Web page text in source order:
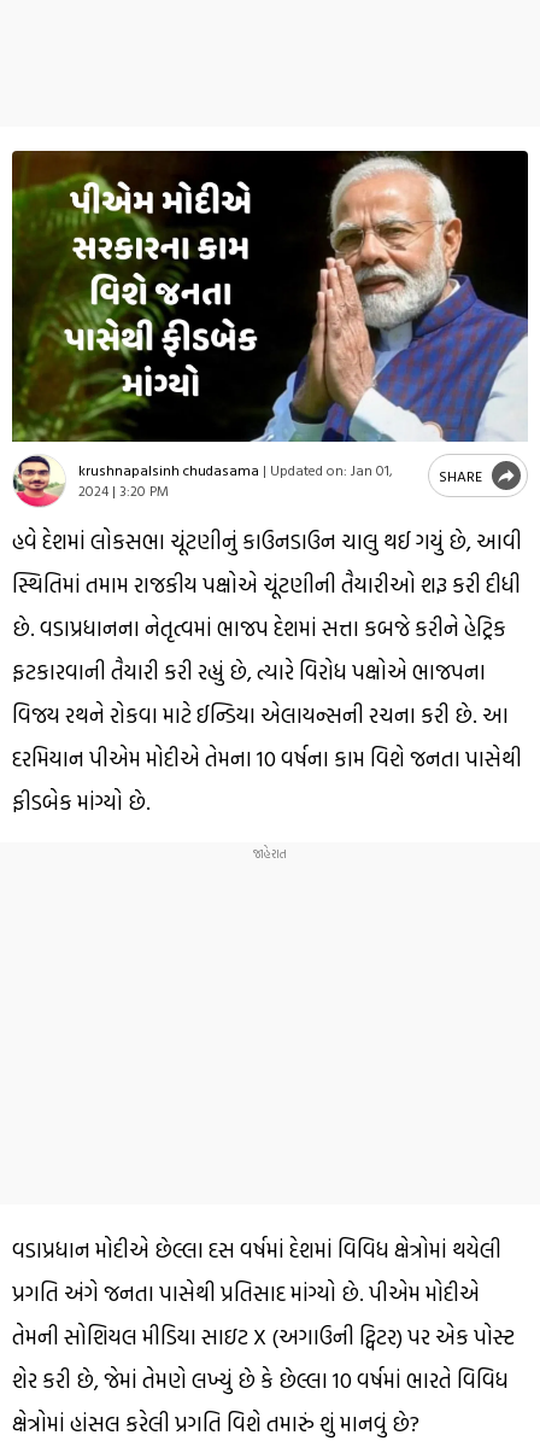
krushnapalsinh chudasama | Updated on: Jan 01,
2024 | 3:20 PM
SHARE
હવે દેશમાં લોકસભા ચૂંટણીનું કાઉનડાઉન ચાલુ થઈ ગયું છે, આવી
સ્થિતિમાં તમામ રાજકીય પક્ષોએ ચૂંટણીની તૈયારીઓ શરૂ કરી દીધી
છે. વડાપ્રધાનના નેતૃત્વમાં ભાજપ દેશમાં સત્તા કબજે કરીને હેટ્રિક
ફટકારવાની તૈયારી કરી રહ્યું છે, ત્યારે વિરોધ પક્ષોએ ભાજપના
વિજય રથને રોકવા માટે ઈન્ડિયા એલાયન્સની રચના કરી છે. આ
દરમિયાન પીએમ મોદીએ તેમના 10 વર્ષના કામ વિશે જનતા પાસેથી
ફીડબેક માંગ્યો છે.
વડાપ્રધાન મોદીએ છેલ્લા દસ વર્ષમાં દેશમાં વિવિધ ક્ષેત્રોમાં થયેલી
પ્રગતિ અંગે જનતા પાસેથી પ્રતિસાદ માંગ્યો છે. પીએમ મોદીએ
તેમની સોશિયલ મીડિયા સાઇટ X (અગાઉની ટ્વિટર) પર એક પોસ્ટ
શેર કરી છે, જેમાં તેમણે લખ્યું છે કે છેલ્લા 10 વર્ષમાં ભારતે વિવિધ
ક્ષેત્રોમાં હાંસલ કરેલી પ્રગતિ વિશે તમારું શું માનવું છે?